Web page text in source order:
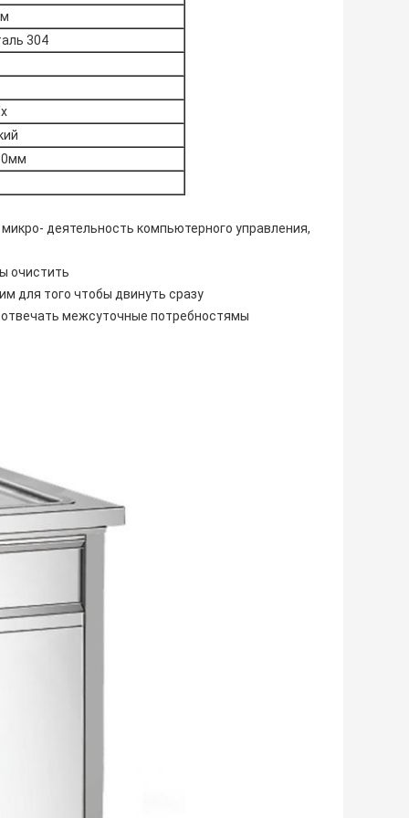
304
деятельность компьютерного управления,
очистить
для того чтобы двинуть сразу
межсуточные потребностямы